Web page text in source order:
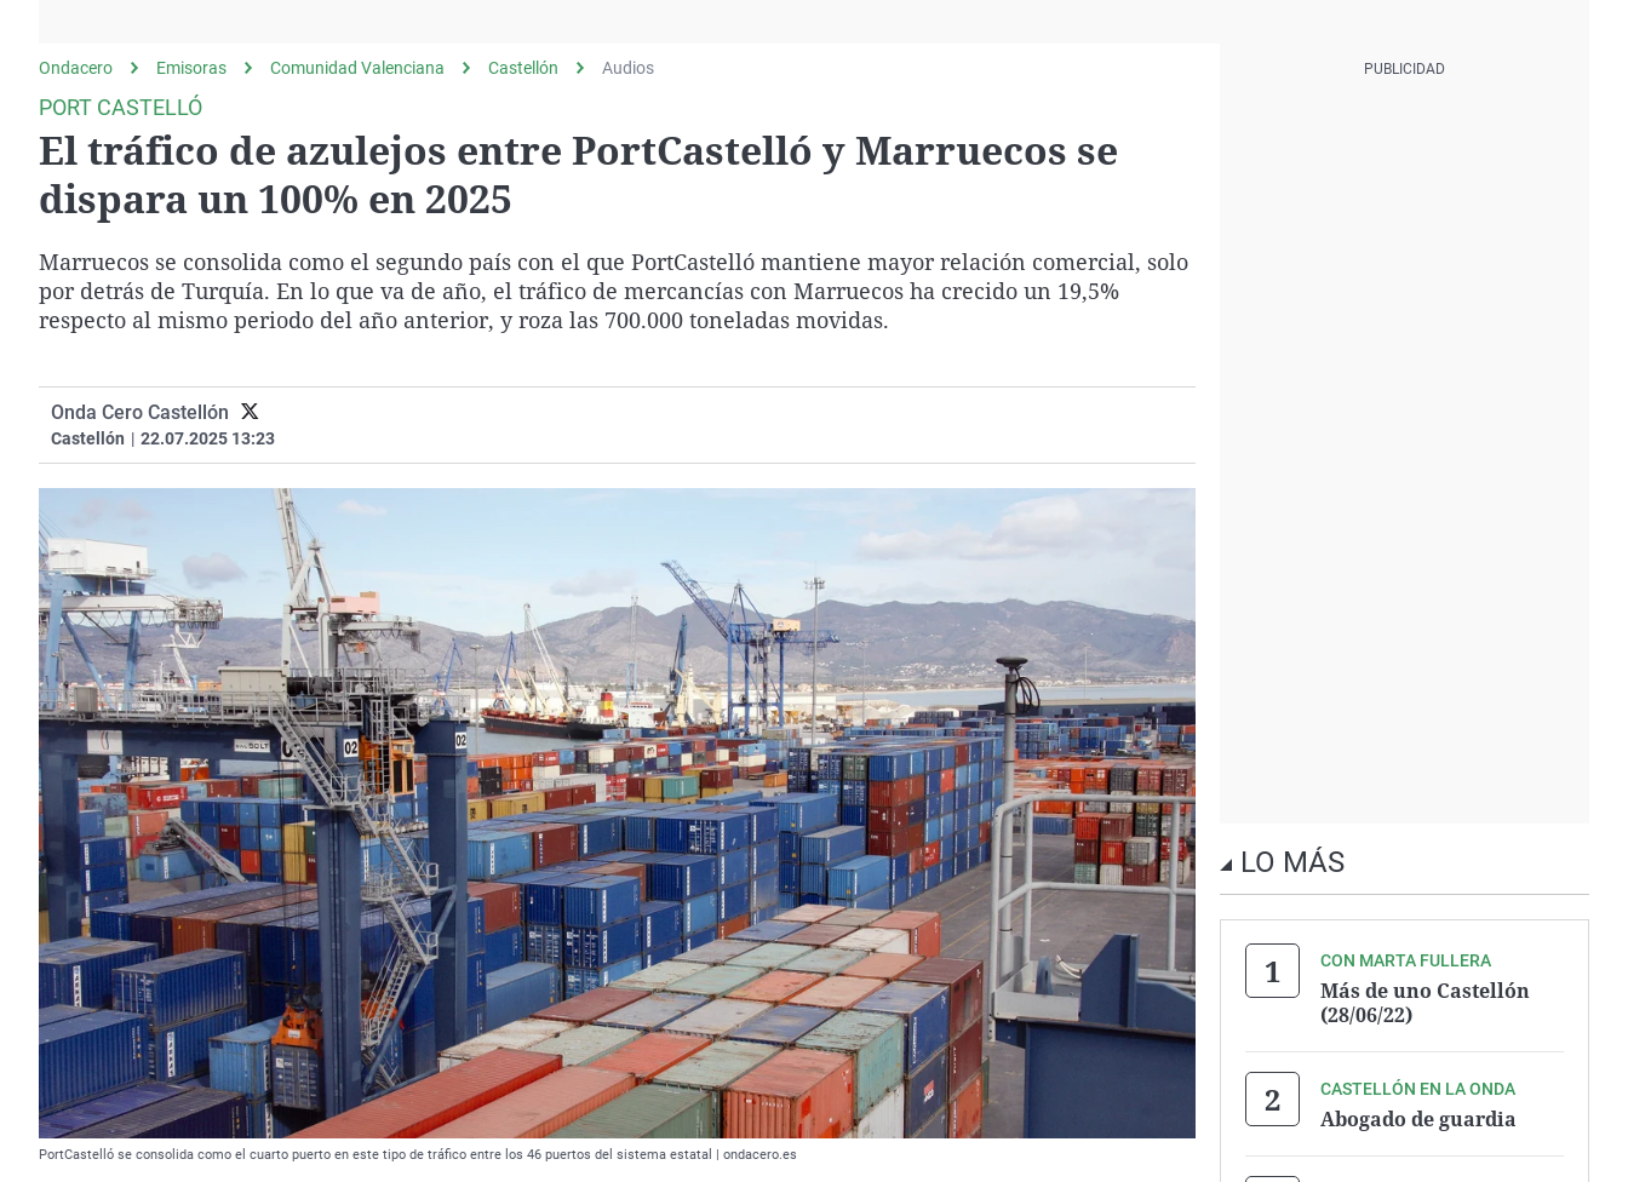
Como el perro y el
gato
Operación Viuda
Negra
Ondacero Emisoras Comunidad Valenciana Castellón Audios
PORT CASTELLÓ
El tráfico de azulejos entre PortCastelló y Marruecos se
dispara un 100% en 2025
Marruecos se consolida como el segundo país con el que PortCastelló mantiene mayor relación comercial, solo
por detrás de Turquía. En lo que va de año, el tráfico de mercancías con Marruecos ha crecido un 19,5%
respecto al mismo periodo del año anterior, y roza las 700.000 toneladas movidas.
Onda Cero Castellón
Castellón | 22.07.2025 13:23
PortCastelló se consolida como el cuarto puerto en este tipo de tráfico entre los 46 puertos del sistema estatal | ondacero.es
LO MÁS
CON MARTA FULLERA
Más de uno Castellón
(28/06/22)
CASTELLÓN EN LA ONDA
Abogado de guardia